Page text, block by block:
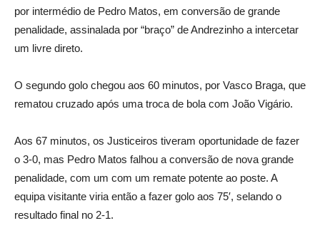
por intermédio de Pedro Matos, em conversão de grande
penalidade, assinalada por “braço” de Andrezinho a intercetar
um livre direto.
O segundo golo chegou aos 60 minutos, por Vasco Braga, que
rematou cruzado após uma troca de bola com João Vigário.
Aos 67 minutos, os Justiceiros tiveram oportunidade de fazer
o 3-0, mas Pedro Matos falhou a conversão de nova grande
penalidade, com um com um remate potente ao poste. A
equipa visitante viria então a fazer golo aos 75′, selando o
resultado final no 2-1.